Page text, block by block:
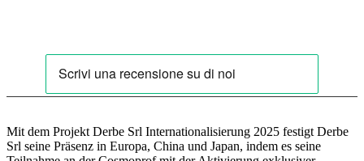
Mit dem Projekt Derbe Srl Internationalisierung 2025 festigt Derbe
Srl seine Präsenz in Europa, China und Japan, indem es seine